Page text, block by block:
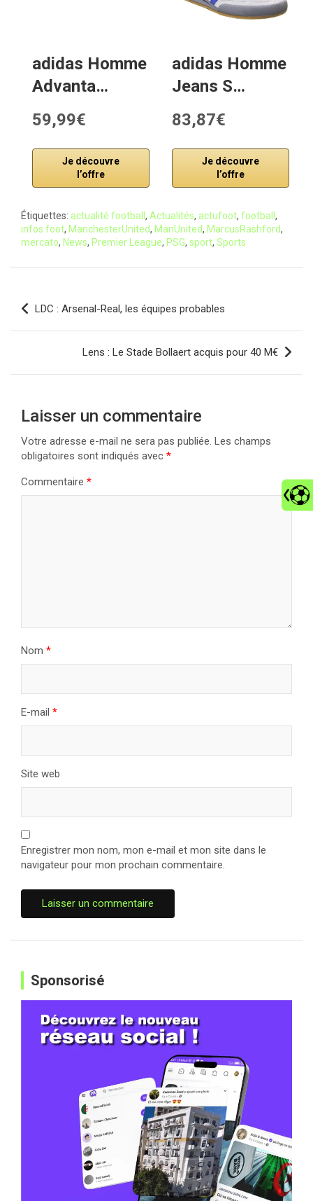
adidas Homme
Advanta…
59,99€
Je découvre
l’offre
adidas Homme
Jeans S…
83,87€
Je découvre
l’offre
Étiquettes: actualité football , Actualités, actufoot, football ,
infos foot, ManchesterUnited, ManUnited, MarcusRashford,
mercato, News, Premier League, PSG, sport, Sports
Navigation
de
LDC : Arsenal-Real, les équipes probables
Lens : Le Stade Bollaert acquis pour 40 M€
Laisser un commentaire
Votre adresse e-mail ne sera pas publiée. Les champs
obligatoires sont indiqués avec *
Commentaire *
Nom *
E-mail *
Site web
Enregistrer mon nom, mon e-mail et mon site dans le
navigateur pour mon prochain commentaire.
Sponsorisé